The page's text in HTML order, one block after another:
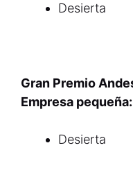
Desierta
Gran Premio
Empresa pequeña:
Desierta